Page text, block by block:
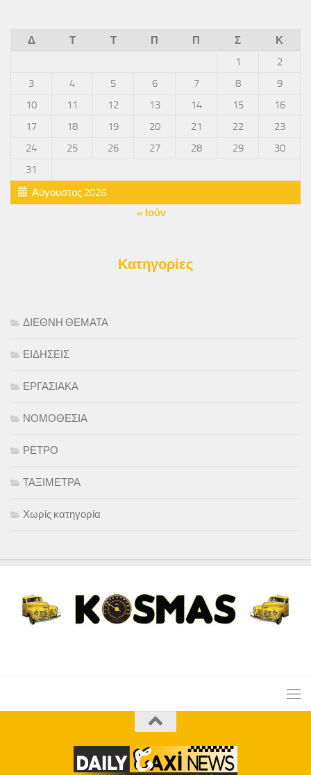
Αύγουστος 2026
Δ Τ Τ Π Π Σ
Κ
1
2
3
4 5 6 7 8
9
10
11 12 13 14 15
16
17
18 19 20 21 22
23
24
25 26 27 28 29
30
31
« Ιούν
Κατηγορίες
ΔΙΕΘΝΗ ΘΕΜΑΤΑ
ΕΙΔΗΣΕΙΣ
ΕΡΓΑΣΙΑΚΑ
ΝΟΜΟΘΕΣΙΑ
ΡΕΤΡΟ
ΤΑΞΙΜΕΤΡΑ
Χωρίς κατηγορία